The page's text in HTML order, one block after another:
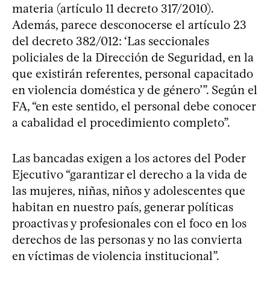
materia (artículo 11 decreto 317/2010).
Además, parece desconocerse el artículo 23
del decreto 382/012: ‘Las seccionales
policiales de la Dirección de Seguridad, en la
que existirán referentes, personal capacitado
en violencia doméstica y de género’”. Según el
FA, “en este sentido, el personal debe conocer
a cabalidad el procedimiento completo”.
Las bancadas exigen a los actores del Poder
Ejecutivo “garantizar el derecho a la vida de
las mujeres, niñas, niños y adolescentes que
habitan en nuestro país, generar políticas
proactivas y profesionales con el foco en los
derechos de las personas y no las convierta
en víctimas de violencia institucional”.